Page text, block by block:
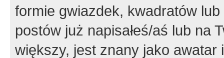
formie gwiazdek, kwadratów
postów już napisałeś/aś lub na
większy, jest znany jako